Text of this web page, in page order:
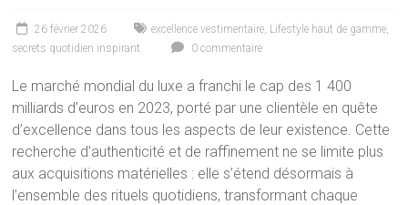
26 février 2026 excellence vestimentaire Lifestyle haut de gamme
secrets quotidien inspirant
0 commentaire
Le marché mondial du luxe a franchi le cap des 1 400
milliards d’euros en 2023, porté par une clientèle en quête
d’excellence dans tous les aspects de leur existence. Cette
recherche d’authenticité et de raffinement ne se limite plus
aux acquisitions matérielles : elle s’étend désormais à
l’ensemble des rituels quotidiens, transformant chaque